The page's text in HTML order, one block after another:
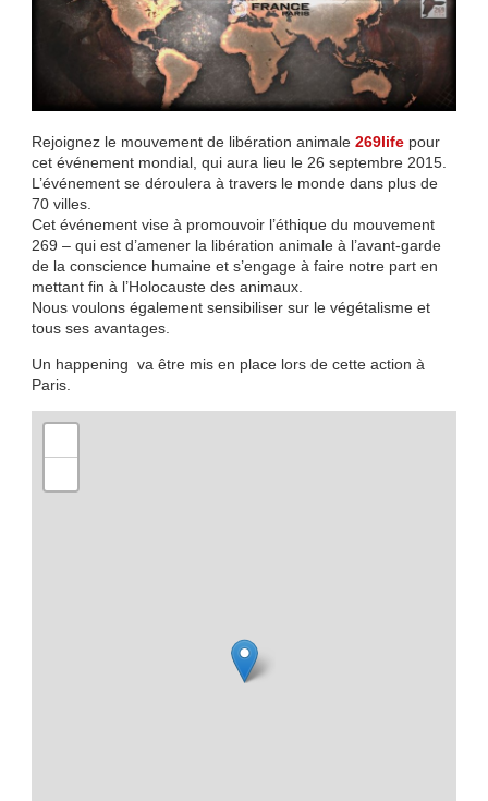
Rejoignez le mouvement de libération animale 269lifepour
cet événement mondial, qui aura lieu le 26 septembre 2015.
L’événement se déroulera à travers le monde dans plus de
70 villes.
Cet événement vise à promouvoir l’éthique du mouvement
269 – qui est d’amener la libération animale à l’avant-garde
de la conscience humaine et s’engage à faire notre part en
mettant fin à l’Holocauste des animaux.
Nous voulons également sensibiliser sur le végétalisme et
tous ses avantages.
Un happening va être mis en place lors de cette action à
Paris.